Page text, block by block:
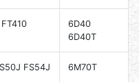
6D40
6D40T
FS54J
6M70T